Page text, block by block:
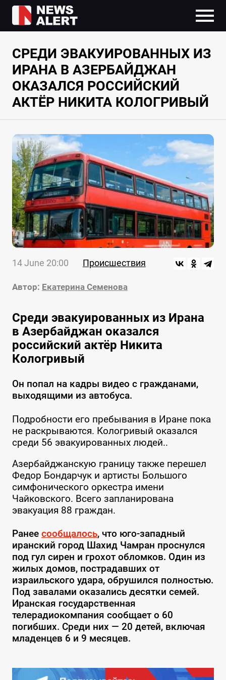
СРЕДИ ЭВАКУИРОВАННЫХ ИЗ
ИРАНА В АЗЕРБАЙДЖАН
ОКАЗАЛСЯ РОССИЙСКИЙ
АКТЁР НИКИТА КОЛОГРИВЫЙ
14 June 20:00 Происшествия
Автор: Екатерина Семенова
Среди эвакуированных из Ирана
в Азербайджан оказался
российский актёр Никита
Кологривый
Он попал на кадры видео с гражданами,
выходящими из автобуса.
Подробности его пребывания в Иране пока
не раскрываются. Кологривый оказался
среди 56 эвакуированных людей..
Азербайджанскую границу также перешел
Федор Бондарчук и артисты Большого
симфонического оркестра имени
Чайковского. Всего запланирована
эвакуация 88 граждан.
Ранее сообщалось, что юго-западный
иранский город Шахид Чамран проснулся
под гул сирен и грохот обломков. Один из
жилых домов, пострадавших от
израильского удара, обрушился полностью.
Под завалами оказались десятки семей.
Иранская государственная
телерадиокомпания сообщает о 60
погибших. Среди них — 20 детей, включая
младенцев 6 и 9 месяцев.